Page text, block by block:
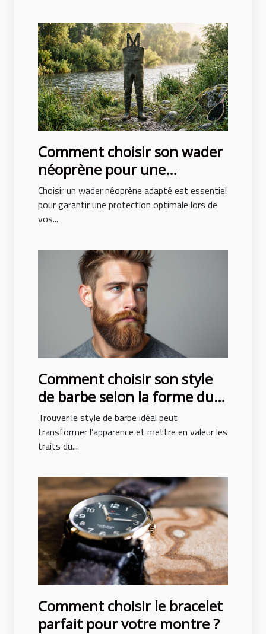
Comment choisir son wader
néoprène pour une
protection optimale ?
Choisir un wader néoprène adapté est essentiel
pour garantir une protection optimale lors de
vos...
Comment choisir son style
de barbe selon la forme du
visage ?
Trouver le style de barbe idéal peut
transformer l’apparence et mettre en valeur les
traits du...
Comment choisir le bracelet
parfait pour votre montre ?